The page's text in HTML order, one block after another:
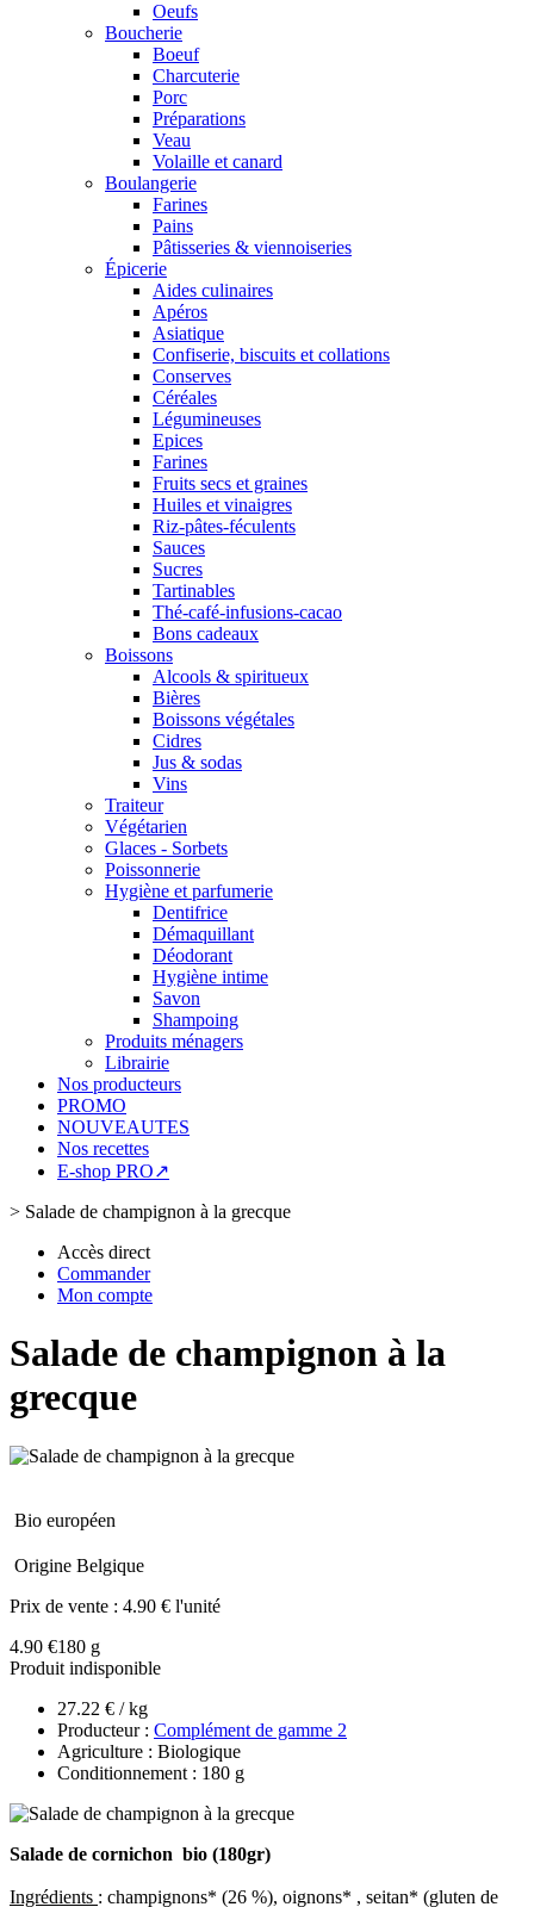
Oeufs
Boucherie
Boeuf
Charcuterie
Porc
Préparations
Veau
Volaille et canard
Boulangerie
Farines
Pains
Pâtisseries & viennoiseries
Épicerie
Aides culinaires
Apéros
Asiatique
Confiserie, biscuits et collations
Conserves
Céréales
Légumineuses
Epices
Farines
Fruits secs et graines
Huiles et vinaigres
Riz-pâtes-féculents
Sauces
Sucres
Tartinables
Thé-café-infusions-cacao
Bons cadeaux
Boissons
Alcools & spiritueux
Bières
Boissons végétales
Cidres
Jus & sodas
Vins
Traiteur
Végétarien
Glaces - Sorbets
Poissonnerie
Hygiène et parfumerie
Dentifrice
Démaquillant
Déodorant
Hygiène intime
Savon
Shampoing
Produits ménagers
Librairie
Nos producteurs
PROMO
NOUVEAUTES
Nos recettes
E-shop PRO↗
> Salade de champignon à la grecque
Accès direct
Commander
Mon compte
Salade de champignon à la
grecque
Bio européen
Origine Belgique
Prix de vente : 4.90 € l'unité
4.90 €180 g
Produit indisponible
27.22 € / kg
Producteur : Complément de gamme 2
Agriculture : Biologique
Conditionnement : 180 g
Salade de cornichon bio (180gr)
Ingrédients : champignons* (26 %), oignons* , seitan* (gluten de